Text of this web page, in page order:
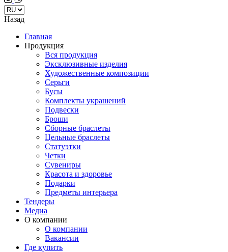
Назад
Главная
Продукция
Вся продукция
Эксклюзивные изделия
Художественные композиции
Серьги
Бусы
Комплекты украшений
Подвески
Броши
Сборные браслеты
Цельные браслеты
Статуэтки
Четки
Сувениры
Красота и здоровье
Подарки
Предметы интерьера
Тендеры
Медиа
О компании
О компании
Вакансии
Где купить